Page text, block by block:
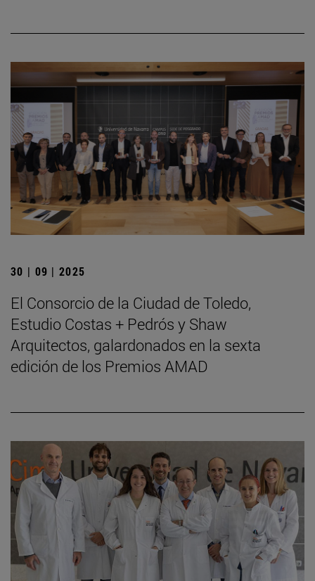
30 | 09 | 2025
El Consorcio de la Ciudad de Toledo,
Estudio Costas + Pedrós y Shaw
Arquitectos, galardonados en la sexta
edición de los Premios AMAD